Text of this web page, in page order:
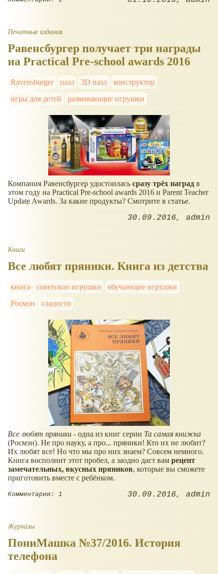
Печатные издания
Равенсбургер получает три награды
на Practical Pre-school awards 2016
Ravensburger пазл 3D пазл
конструктор
игры для детей
развивающие игрушки
Компания Равенсбургер удостоилась сразу трёх наград в
этом году на Practical Pre-school awards 2016 и Parent Teacher
Update Awards. За какие продукты? Смотрите в статье.
30.09.2016 admin
Книги
Все любят пряники. Книга из детства
книга советские игрушки
обучающие игрушки
Росмэн
сладости
Все любят пряники - одна из книг серии Та самая книжка
(Росмэн). Не про науку, а про... пряники! Кто их не любит?
Их любят все! Но что мы про них знаем? Совсем немного.
Книга восполнит этот пробел, а заодно даст вам рецепт
замечательных, вкусных пряников, которые вы сможете
приготовить вместе с ребёнком.
Комментарии: 1 30.09.2016 admin
Журналы
ПониМашка №37/2016. История
телефона